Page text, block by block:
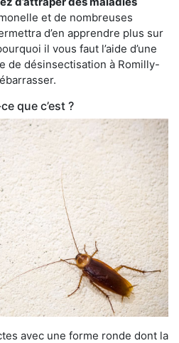
et de nombreuses
d’en apprendre plus sur
il vous faut l’aide d’une
de désinsectisation à Romilly-
que c’est ?
avec une forme ronde dont la